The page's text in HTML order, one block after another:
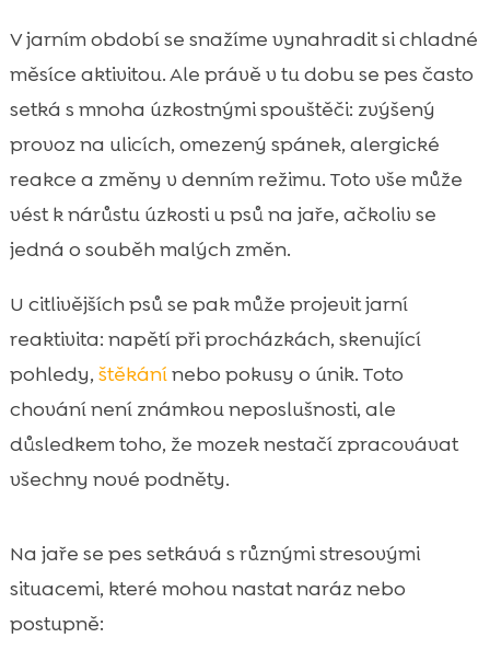
V jarním období se snažíme vynahradit si chladné
měsíce aktivitou. Ale právě v tu dobu se pes často
setká s mnoha úzkostnými spouštěči: zvýšený
provoz na ulicích, omezený spánek, alergické
reakce a změny v denním režimu. Toto vše může
vést k nárůstu úzkosti u psů na jaře, ačkoliv se
jedná o souběh malých změn.
U citlivějších psů se pak může projevit jarní
reaktivita: napětí při procházkách, skenující
pohledy, štěkánínebo pokusy o únik. Toto
chování není známkou neposlušnosti, ale
důsledkem toho, že mozek nestačí zpracovávat
všechny nové podněty.
Na jaře se pes setkává s různými stresovými
situacemi, které mohou nastat naráz nebo
postupně: